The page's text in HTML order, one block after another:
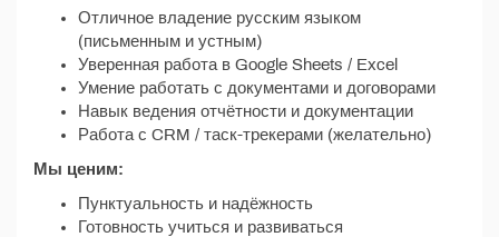
Отличное владение русским языком
(письменным и устным)
Уверенная работа в Google Sheets / Excel
Умение работать с документами и договорами
Навык ведения отчётности и документации
Работа с CRM / таск-трекерами (желательно)
Мы ценим:
Пунктуальность и надёжность
Готовность учиться и развиваться